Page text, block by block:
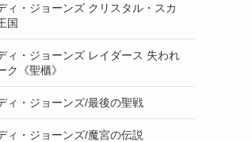
ィ・ジョーンズ クリスタル・スカ
国
ィ・ジョーンズ レイダース 失われ
ク《聖櫃》
ィ・ジョーンズ/最後の聖戦
ィ・ジョーンズ/魔宮の伝説